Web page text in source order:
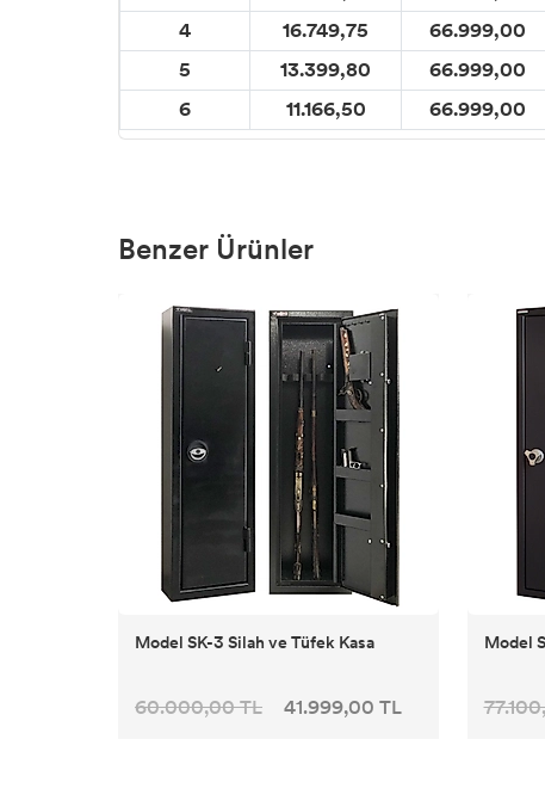
4
16.749,75
66.999,00
5
13.399,80
66.999,00
6
11.166,50 66.999,00
Benzer Ürünler
Model SK-3 Silah ve Tüfek Kasa
60.000,00 TL 41.999,00 TL
Model